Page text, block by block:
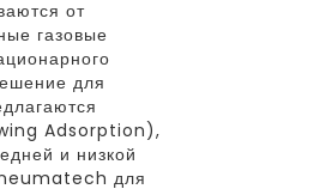
от
газовые
для
Adsorption),
и низкой
для